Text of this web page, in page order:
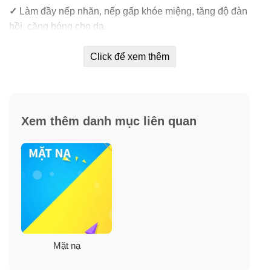
✓ Làm đầy nếp nhăn, nếp gấp khóe miệng, tăng độ đàn
hồi, căng bóng cho da.
Cải thiện làn da khô ráp chỉ một lần đắp.
Click để xem thêm
Xem thêm danh mục liên quan
Mặt nạ